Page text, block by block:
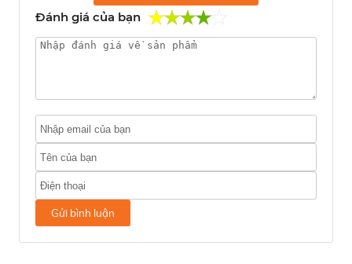
Đánh giá của bạn
Gửi bình luận